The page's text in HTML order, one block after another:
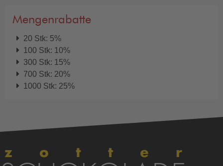
Mengenrabatte
20 Stk: 5%
100 Stk: 10%
300 Stk: 15%
700 Stk: 20%
1000 Stk: 25%